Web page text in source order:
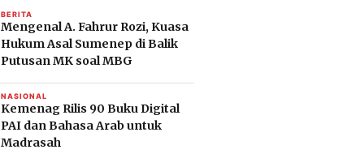
BERITA
Mengenal A. Fahrur Rozi, Kuasa
Hukum Asal Sumenep di Balik
Putusan MK soal MBG
NASIONAL
Kemenag Rilis 90 Buku Digital
PAI dan Bahasa Arab untuk
Madrasah